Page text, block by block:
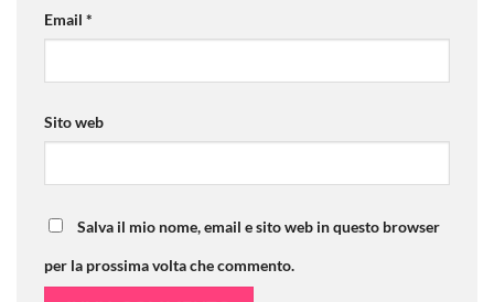
Email *
Sito web
Salva il mio nome, email e sito web in questo browser
per la prossima volta che commento.